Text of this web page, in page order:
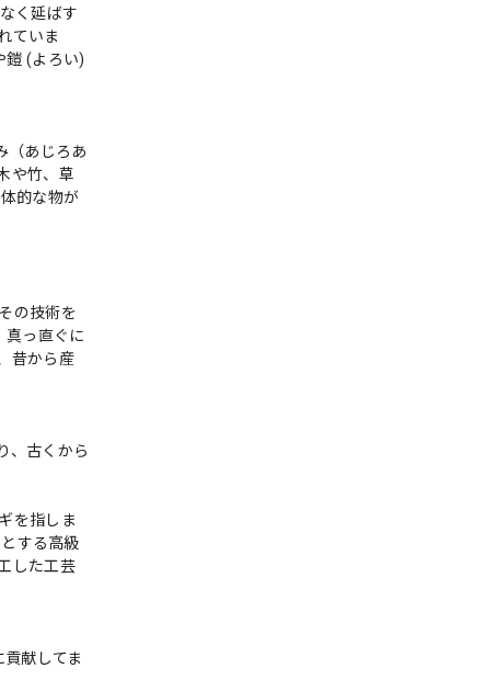
く延ばす
ていま
鎧 (よろい)
（あじろあ
や竹、草
的な物が
の技術を
真っ直ぐに
昔から産
、古くから
を指しま
する高級
した工芸
献してま